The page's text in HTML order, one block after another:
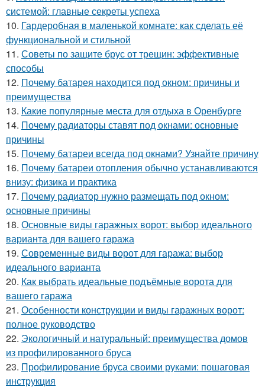
системой: главные секреты успеха
10. Гардеробная в маленькой комнате: как сделать её
функциональной и стильной
11. Советы по защите брус от трещин: эффективные
способы
12. Почему батарея находится под окном: причины и
преимущества
13. Какие популярные места для отдыха в Оренбурге
14. Почему радиаторы ставят под окнами: основные
причины
15. Почему батареи всегда под окнами? Узнайте причину
16. Почему батареи отопления обычно устанавливаются
внизу: физика и практика
17. Почему радиатор нужно размещать под окном:
основные причины
18. Основные виды гаражных ворот: выбор идеального
варианта для вашего гаража
19. Современные виды ворот для гаража: выбор
идеального варианта
20. Как выбрать идеальные подъёмные ворота для
вашего гаража
21. Особенности конструкции и виды гаражных ворот:
полное руководство
22. Экологичный и натуральный: преимущества домов
из профилированного бруса
23. Профилирование бруса своими руками: пошаговая
инструкция